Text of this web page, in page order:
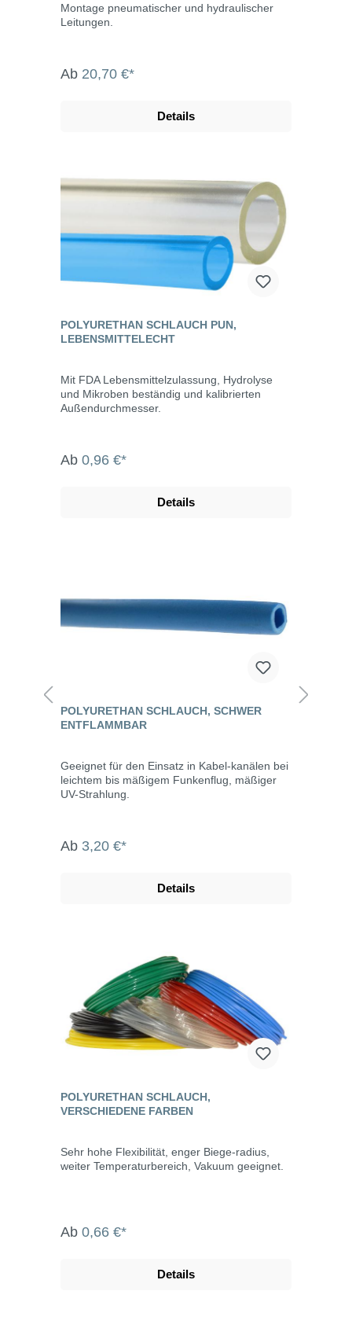
Montage pneumatischer und hydraulischer
Leitungen.
Ab 20,70 €*
Details
POLYURETHAN SCHLAUCH PUN,
LEBENSMITTELECHT
Mit FDA Lebensmittelzulassung, Hydrolyse
und Mikroben beständig und kalibrierten
Außendurchmesser.
Ab 0,96 €*
Details
POLYURETHAN SCHLAUCH, SCHWER
ENTFLAMMBAR
Geeignet für den Einsatz in Kabel-kanälen bei
leichtem bis mäßigem Funkenflug, mäßiger
UV-Strahlung.
Ab 3,20 €*
Details
POLYURETHAN SCHLAUCH,
VERSCHIEDENE FARBEN
Sehr hohe Flexibilität, enger Biege-radius,
weiter Temperaturbereich, Vakuum geeignet.
Ab 0,66 €*
Details